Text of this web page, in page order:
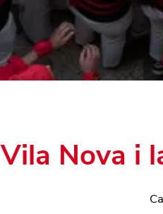
Vila Nova i